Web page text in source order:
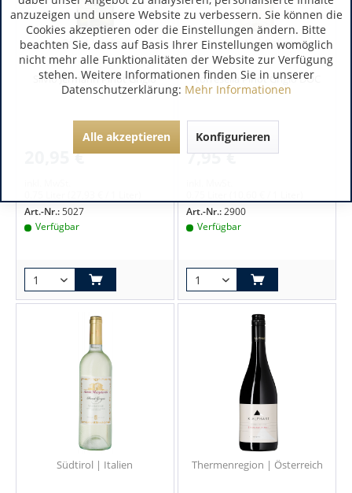
Friaul | Italien
Silvio Jermann Pinot Grigio
20,95 €
Art.-Nr.:5027
Verfügbar
Veneto | Italien
Torresella Pinot Grigio DOC
7,95 €
Art.-Nr.:2900
Verfügbar
Südtirol | Italien Thermenregion | Österreich
anzuzeigen und unsere Website zu verbessern. Sie können die
Cookies akzeptieren oder die Einstellungen ändern. Bitte
beachten Sie, dass auf Basis Ihrer Einstellungen womöglich
nicht mehr alle Funktionalitäten der Website zur Verfügung
stehen. Weitere Informationen finden Sie in unserer
Datenschutzerklärung: Mehr Informationen
Alle akzeptieren Konfigurieren